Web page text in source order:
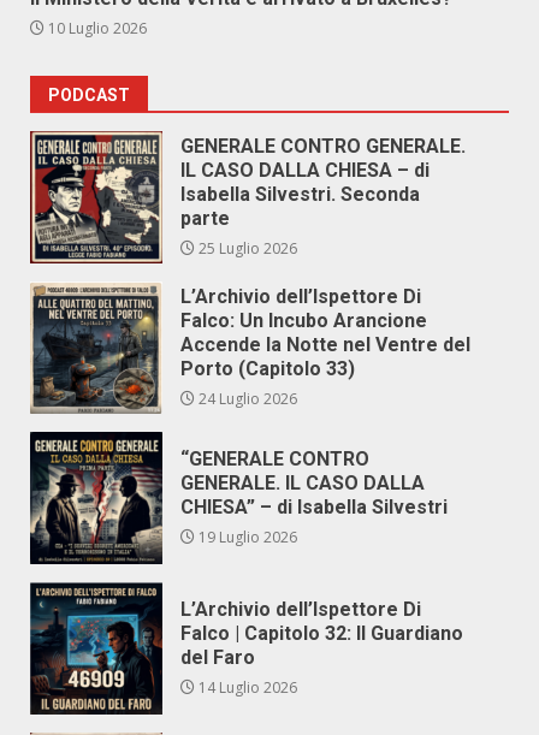
10 Luglio 2026
PODCAST
GENERALE CONTRO GENERALE.
IL CASO DALLA CHIESA – di
Isabella Silvestri. Seconda
parte
25 Luglio 2026
L’Archivio dell’Ispettore Di
Falco: Un Incubo Arancione
Accende la Notte nel Ventre del
Porto (Capitolo 33)
24 Luglio 2026
“GENERALE CONTRO
GENERALE. IL CASO DALLA
CHIESA” – di Isabella Silvestri
19 Luglio 2026
L’Archivio dell’Ispettore Di
Falco | Capitolo 32: Il Guardiano
del Faro
14 Luglio 2026